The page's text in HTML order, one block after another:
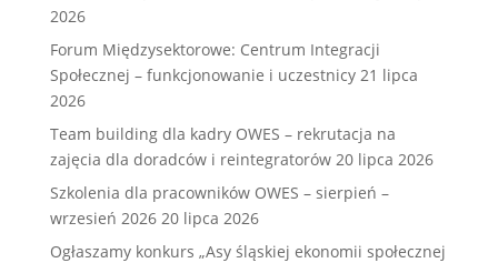
2026
Forum Międzysektorowe: Centrum Integracji
Społecznej – funkcjonowanie i uczestnicy 21 lipca
2026
Team building dla kadry OWES – rekrutacja na
zajęcia dla doradców i reintegratorów 20 lipca 2026
Szkolenia dla pracowników OWES – sierpień –
wrzesień 2026 20 lipca 2026
Ogłaszamy konkurs „Asy śląskiej ekonomii społecznej